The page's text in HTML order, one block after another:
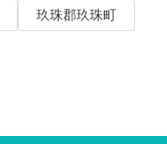
玖珠郡玖珠町